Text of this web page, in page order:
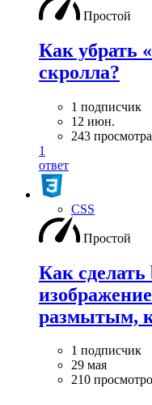
Простой
Как убрать
скролла?
1 подписчик
12 июн.
243 просмотра
1
ответ
CSS
Простой
Как
размытым,
1 подписчик
29 мая
210